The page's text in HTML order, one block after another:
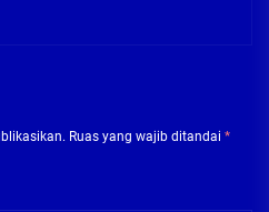
Ruas yang wajib ditandai *